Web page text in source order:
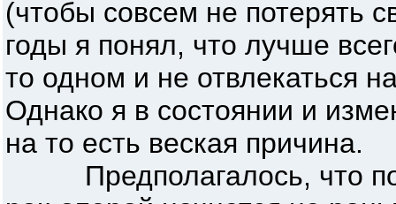
(чтобы совсем не потерять
годы я понял, что лучше
то одном и не отвлекаться
Однако я в состоянии и
на то есть веская причина.
Предполагалось, что